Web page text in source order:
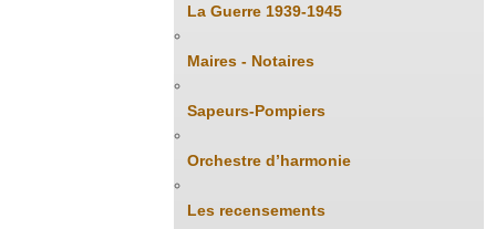
La Guerre 1939-1945
Maires - Notaires
Sapeurs-Pompiers
Orchestre d’harmonie
Les recensements